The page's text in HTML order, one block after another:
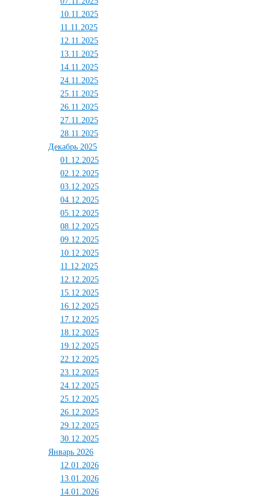
10.11.2025
11.11.2025
12.11.2025
13.11.2025
14.11.2025
24.11.2025
25.11.2025
26.11.2025
27.11.2025
28.11.2025
Декабрь 2025
01.12.2025
02.12.2025
03.12.2025
04.12.2025
05.12.2025
08.12.2025
09.12.2025
10.12.2025
11.12.2025
12.12.2025
15.12.2025
16.12.2025
17.12.2025
18.12.2025
19.12.2025
22.12.2025
23.12.2025
24.12.2025
25.12.2025
26.12.2025
29.12.2025
30.12.2025
Январь 2026
12.01.2026
13.01.2026
14.01.2026